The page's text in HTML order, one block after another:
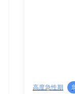
高度急性期